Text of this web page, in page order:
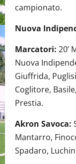
campionato.
Nuova
Marcatori: 20’
Nuova
Giuffrida,
Coglitore,
Prestia.
Akron Savoca:
Mantarro,
Spadaro,